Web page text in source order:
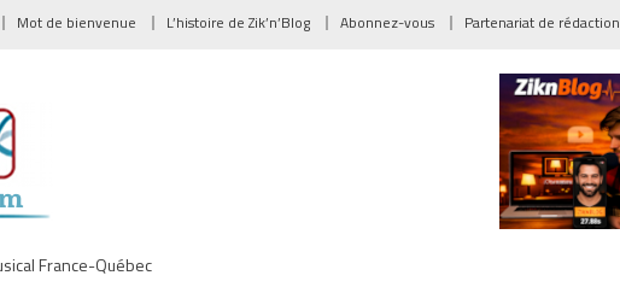
Mot de bienvenue L’histoire de Zik’n’Blog Abonnez-vous Partenariat de rédaction
France-Québec